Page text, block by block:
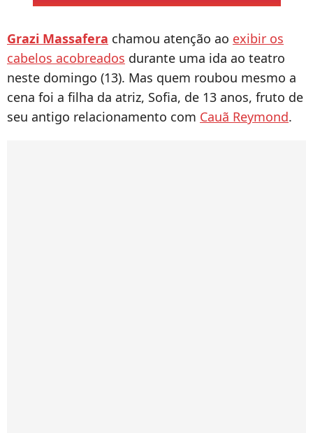
Grazi Massafera chamou atenção ao exibir os
cabelos acobreados durante uma ida ao teatro
neste domingo (13). Mas quem roubou mesmo a
cena foi a filha da atriz, Sofia, de 13 anos, fruto de
seu antigo relacionamento com Cauã Reymond.